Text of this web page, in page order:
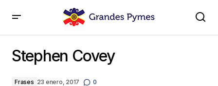
Stephen Covey
Frases 23 enero, 2017 0